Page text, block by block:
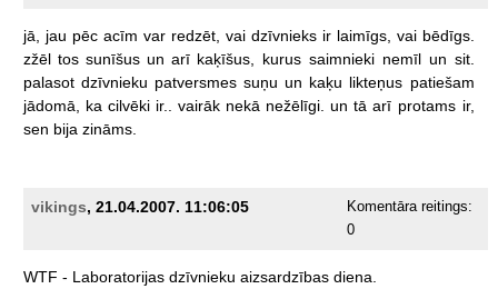
jā, jau pēc acīm var redzēt, vai dzīvnieks ir laimīgs, vai bēdīgs.
zžēl tos sunīšus un arī kaķīšus, kurus saimnieki nemīl un sit.
palasot dzīvnieku patversmes suņu un kaķu likteņus patiešam
jādomā,
ka cilvēki ir.. vairāk nekā nežēlīgi. un tā arī protams ir,
sen bija zināms.
vikings, 21.04.2007. 11:06:05
Komentāra reitings:
0
WTF - Laboratorijas dzīvnieku aizsardzības diena.